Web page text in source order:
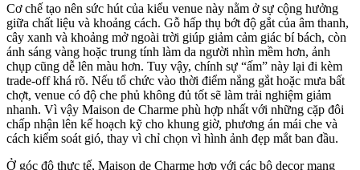
Cơ chế tạo nên sức hút của kiểu venue này nằm ở sự cộng hưởng
giữa chất liệu và khoảng cách. Gỗ hấp thụ bớt độ gắt của âm thanh,
cây xanh và khoảng mở ngoài trời giúp giảm cảm giác bí bách, còn
ánh sáng vàng hoặc trung tính làm da người nhìn mềm hơn, ảnh
chụp cũng dễ lên màu hơn. Tuy vậy, chính sự “ấm” này lại đi kèm
trade-off khá rõ. Nếu tổ chức vào thời điểm nắng gắt hoặc mưa bất
chợt, venue có độ che phủ không đủ tốt sẽ làm trải nghiệm giảm
nhanh. Vì vậy Maison de Charme phù hợp nhất với những cặp đôi
chấp nhận lên kế hoạch kỹ cho khung giờ, phương án mái che và
cách kiểm soát gió, thay vì chỉ chọn vì hình ảnh đẹp mắt ban đầu.
Ở góc độ thực tế, Maison de Charme hợp với các bộ decor mang